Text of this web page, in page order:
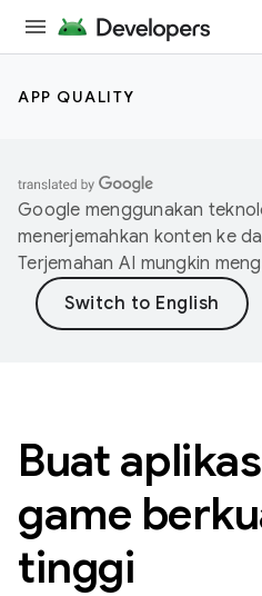
APP QUALITY
Google menggunakan
menerjemahkan konten ke
Terjemahan AI mungkin
Buat
game
tinggi